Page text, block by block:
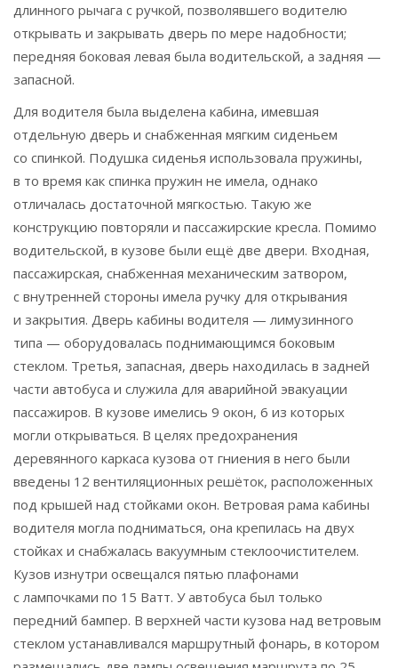
длинного рычага с ручкой, позволявшего водителю
открывать и закрывать дверь по мере надобности;
передняя боковая левая была водительской, а задняя —
запасной.
Для водителя была выделена кабина, имевшая
отдельную дверь и снабженная мягким сиденьем
со спинкой. Подушка сиденья использовала пружины,
в то время как спинка пружин не имела, однако
отличалась достаточной мягкостью. Такую же
конструкцию повторяли и пассажирские кресла. Помимо
водительской, в кузове были ещё две двери. Входная,
пассажирская, снабженная механическим затвором,
с внутренней стороны имела ручку для открывания
и закрытия. Дверь кабины водителя — лимузинного
типа — оборудовалась поднимающимся боковым
стеклом. Третья, запасная, дверь находилась в задней
части автобуса и служила для аварийной эвакуации
пассажиров. В кузове имелись 9 окон, 6 из которых
могли открываться. В целях предохранения
деревянного каркаса кузова от гниения в него были
введены 12 вентиляционных решёток, расположенных
под крышей над стойками окон. Ветровая рама кабины
водителя могла подниматься, она крепилась на двух
стойках и снабжалась вакуумным стеклоочистителем.
Кузов изнутри освещался пятью плафонами
с лампочками по 15 Ватт. У автобуса был только
передний бампер. В верхней части кузова над ветровым
стеклом устанавливался маршрутный фонарь, в котором